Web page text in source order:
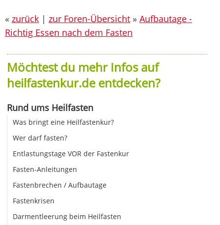
« zurück | zur Foren-Übersicht » Aufbautage -
Richtig Essen nach dem Fasten
Möchtest du mehr Infos auf
heilfastenkur.de entdecken?
Rund ums Heilfasten
Was bringt eine Heilfastenkur?
Wer darf fasten?
Entlastungstage VOR der Fastenkur
Fasten-Anleitungen
Fastenbrechen / Aufbautage
Fastenkrisen
Darmentleerung beim Heilfasten